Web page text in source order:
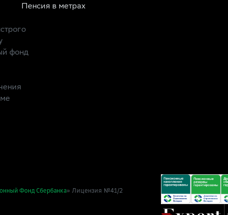
Пенсия в метрах
фонд
Фонд Сбербанка» Лицензия №41/2